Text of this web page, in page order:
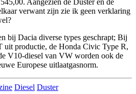
Aangezien de Duster en de
verwant zijn zie ik geen verklaring
bij Dacia diverse types geschrapt; Bij
uit productie, de Honda Civic Type R,
V10-diesel van VW worden ook de
Europese uitlaatgasnorm.
Diesel Duster